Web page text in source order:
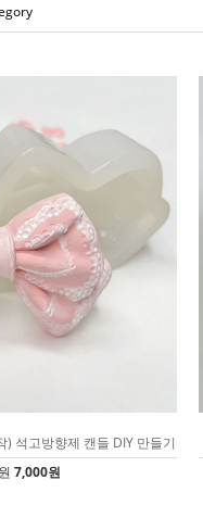
석고방향제 캔들 DIY 만들기
원 7,000원